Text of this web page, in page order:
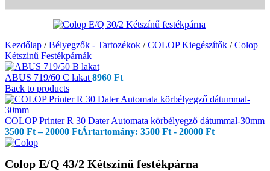
Kezdőlap / Bélyegzők - Tartozékok / COLOP Kiegészítők / Colop
Kétszinű Festékpárnák
ABUS 719/60 C lakat 8960 Ft
Back to products
COLOP Printer R 30 Dater Automata körbélyegző dátummal-30mm
3500 Ft – 20000 FtÁrtartomány: 3500 Ft - 20000 Ft
Colop E/Q 43/2 Kétszínű festékpárna